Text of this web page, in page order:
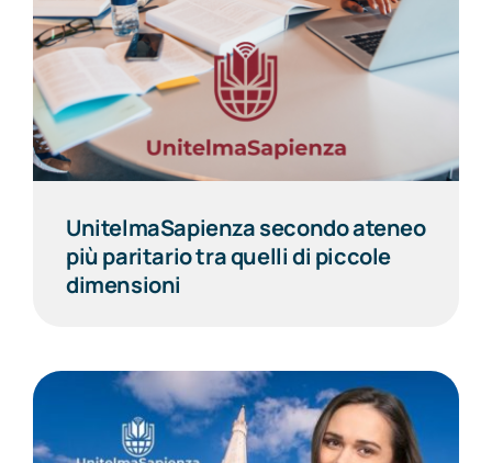
UnitelmaSapienza secondo ateneo
più paritario tra quelli di piccole
dimensioni